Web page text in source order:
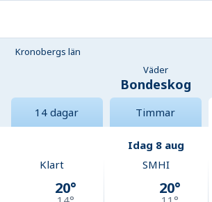
Kronobergs län
Väder
Bondeskog
14 dagar Timmar
Idag 8 aug
Klart
20°
SMHI
20°